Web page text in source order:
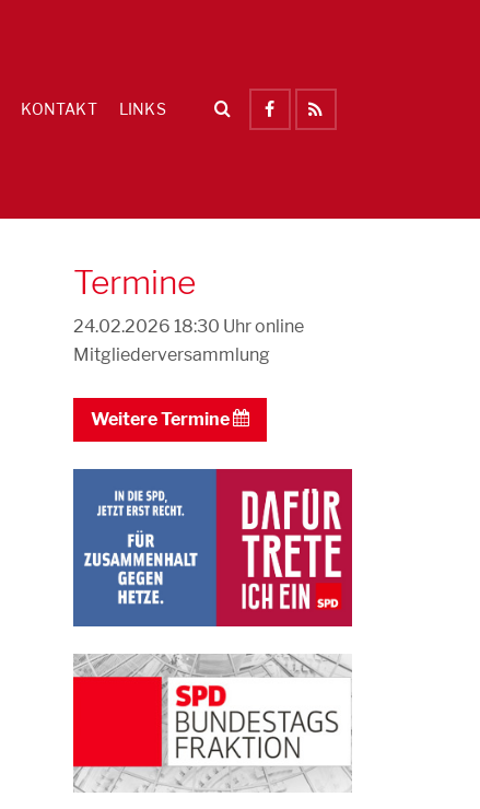
KONTAKT LINKS
Termine
24.02.2026 18:30 Uhronline
Mitgliederversammlung
Weitere Termine